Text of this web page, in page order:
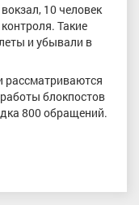
10 человек
Такие
и убывали в
рассматриваются
блокпостов
800 обращений.